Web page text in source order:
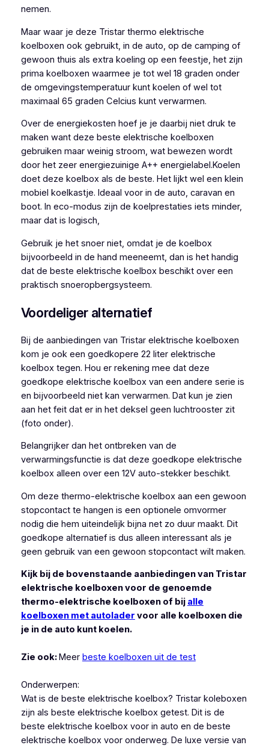
nemen.
Maar waar je deze Tristar thermo elektrische
koelboxen ook gebruikt, in de auto, op de camping of
gewoon thuis als extra koeling op een feestje, het zijn
prima koelboxen waarmee je tot wel 18 graden onder
de omgevingstemperatuur kunt koelen of wel tot
maximaal 65 graden Celcius kunt verwarmen.
Over de energiekosten hoef je je daarbij niet druk te
maken want deze beste elektrische koelboxen
gebruiken maar weinig stroom, wat bewezen wordt
door het zeer energiezuinige A++ energielabel.Koelen
doet deze koelbox als de beste. Het lijkt wel een klein
mobiel koelkastje. Ideaal voor in de auto, caravan en
boot. In eco-modus zijn de koelprestaties iets minder,
maar dat is logisch,
Gebruik je het snoer niet, omdat je de koelbox
bijvoorbeeld in de hand meeneemt, dan is het handig
dat de beste elektrische koelbox beschikt over een
praktisch snoeropbergsysteem.
Voordeliger alternatief
Bij de aanbiedingen van Tristar elektrische koelboxen
kom je ook een goedkopere 22 liter elektrische
koelbox tegen. Hou er rekening mee dat deze
goedkope elektrische koelbox van een andere serie is
en bijvoorbeeld niet kan verwarmen. Dat kun je zien
aan het feit dat er in het deksel geen luchtrooster zit
(foto onder).
Belangrijker dan het ontbreken van de
verwarmingsfunctie is dat deze goedkope elektrische
koelbox alleen over een 12V auto-stekker beschikt.
Om deze thermo-elektrische koelbox aan een gewoon
stopcontact te hangen is een optionele omvormer
nodig die hem uiteindelijk bijna net zo duur maakt. Dit
goedkope alternatief is dus alleen interessant als je
geen gebruik van een gewoon stopcontact wilt maken.
Kijk bij de bovenstaande aanbiedingen van Tristar
elektrische koelboxen voor de genoemde
thermo-elektrische koelboxen of bij alle
koelboxen met autolader voor alle koelboxen die
je in de auto kunt koelen.
Zie ook: Meer beste koelboxen uit de test
Onderwerpen:
Wat is de beste elektrische koelbox? Tristar koleboxen
zijn als beste elektrische koelbox getest. Dit is de
beste elektrische koelbox voor in auto en de beste
elektrische koelbox voor onderweg. De luxe versie van